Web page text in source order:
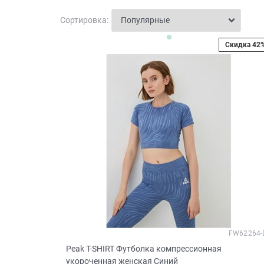
Сортировка:
Peak T-SHIRT Футболка компрессионная
укороченная женская Синий
FW62264-
Скидка